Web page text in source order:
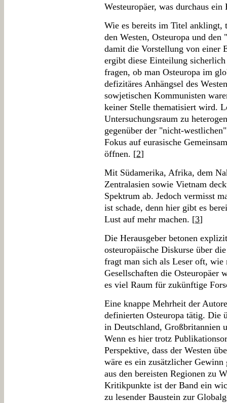
Westeuropäer, was durchaus ein
Wie es bereits im Titel
den Westen, Osteuropa und
damit die Vorstellung von einer
ergibt diese Einteilung
fragen, ob man Osteuropa im
defizitäres Anhängsel des
sowjetischen Kommunisten
keiner Stelle thematisiert wird.
Untersuchungsraum zu
gegenüber der "nicht-
Fokus auf eurasische
öffnen. [2]
Mit Südamerika, Afrika, dem
Zentralasien sowie Vietnam
Spektrum ab. Jedoch vermisst
ist schade, denn hier gibt es
Lust auf mehr machen. [3]
Die Herausgeber betonen
osteuropäische Diskurse über
fragt man sich als Leser oft, wie
Gesellschaften die Osteuropäer
es viel Raum für zukünftige
Eine knappe Mehrheit der
definierten Osteuropa tätig. Die
in Deutschland, Großbritannien
Wenn es hier trotz
Perspektive, dass der Westen
wäre es ein zusätzlicher Gewinn
aus den bereisten Regionen zu
Kritikpunkte ist der Band ein
zu lesender Baustein zur